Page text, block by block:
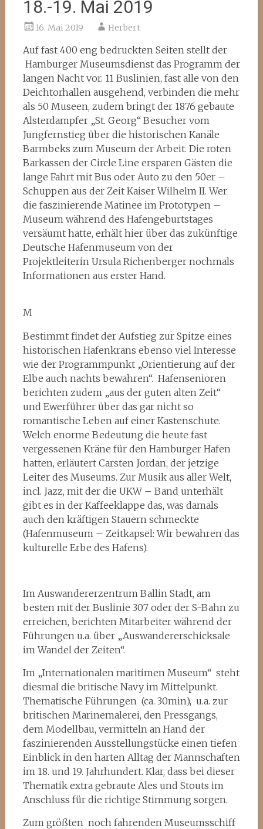
18.-19. Mai 2019
16. Mai 2019 Herbert
Auf fast 400 eng bedruckten Seiten stellt der
Hamburger Museumsdienst das Programm der
langen Nacht vor. 11 Buslinien, fast alle von den
Deichtorhallen ausgehend, verbinden die mehr
als 50 Museen, zudem bringt der 1876 gebaute
Alsterdampfer „St. Georg“ Besucher vom
Jungfernstieg über die historischen Kanäle
Barmbeks zum Museum der Arbeit. Die roten
Barkassen der Circle Line ersparen Gästen die
lange Fahrt mit Bus oder Auto zu den 50er –
Schuppen aus der Zeit Kaiser Wilhelm II. Wer
die faszinierende Matinee im Prototypen –
Museum während des Hafengeburtstages
versäumt hatte, erhält hier über das zukünftige
Deutsche Hafenmuseum von der
Projektleiterin Ursula Richenberger nochmals
Informationen aus erster Hand.
M
Bestimmt findet der Aufstieg zur Spitze eines
historischen Hafenkrans ebenso viel Interesse
wie der Programmpunkt „Orientierung auf der
Elbe auch nachts bewahren“. Hafensenioren
berichten zudem „aus der guten alten Zeit“
und Ewerführer über das gar nicht so
romantische Leben auf einer Kastenschute.
Welch enorme Bedeutung die heute fast
vergessenen Kräne für den Hamburger Hafen
hatten, erläutert Carsten Jordan, der jetzige
Leiter des Museums. Zur Musik aus aller Welt,
incl. Jazz, mit der die UKW – Band unterhält
gibt es in der Kaffeeklappe das, was damals
auch den kräftigen Stauern schmeckte
(Hafenmuseum – Zeitkapsel: Wir bewahren das
kulturelle Erbe des Hafens).
Im Auswandererzentrum Ballin Stadt, am
besten mit der Buslinie 307 oder der S-Bahn zu
erreichen, berichten Mitarbeiter während der
Führungen u.a. über „Auswandererschicksale
im Wandel der Zeiten“.
Im „Internationalen maritimen Museum“ steht
diesmal die britische Navy im Mittelpunkt.
Thematische Führungen (ca. 30min), u.a. zur
britischen Marinemalerei, den Pressgangs,
dem Modellbau, vermitteln an Hand der
faszinierenden Ausstellungstücke einen tiefen
Einblick in den harten Alltag der Mannschaften
im 18. und 19. Jahrhundert. Klar, dass bei dieser
Thematik extra gebraute Ales und Stouts im
Anschluss für die richtige Stimmung sorgen.
Zum größten noch fahrenden Museumsschiff